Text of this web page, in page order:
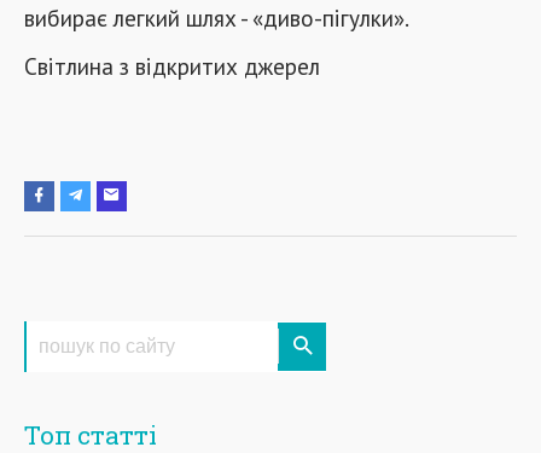
вибирає легкий шлях - «диво-пігулки».
Світлина з відкритих джерел
Топ статті